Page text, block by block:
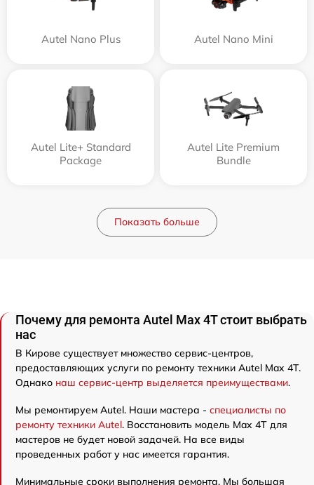
Autel Nano Plus Autel Nano Mini
Autel Lite+ Standard
Package
Autel Lite Premium
Bundle
Показать больше
Почему для ремонта Autel Max 4T стоит выбрать
нас
В Кирове существует множество сервис-центров,
предоставляющих услуги по ремонту техники Autel Max 4T.
Однако наш сервис-центр выделяется преимуществами.
Мы ремонтируем Autel. Наши мастера - специалисты по
ремонту техники Autel. Восстановить модель Max 4T для
мастеров не будет новой задачей. На все виды
проведенных работ у нас имеется гарантия.
Минимальные сроки выполнения ремонта. Мы большая